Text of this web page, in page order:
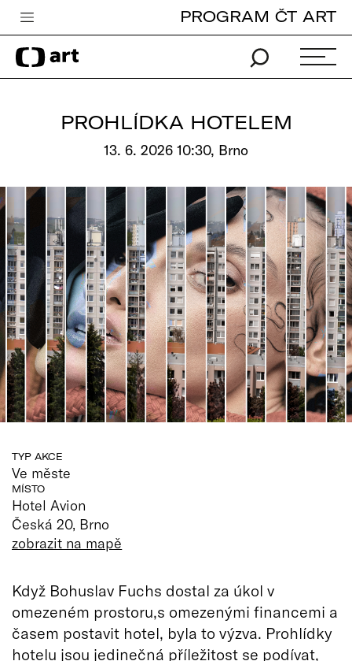
Česká televize
Zpravodajství
Pro děti
edu
Vše o ČT
PROGRAM ČT ART
PROHLÍDKA HOTELEM
13. 6. 2026 10:30, Brno
TYP AKCE
Ve měste
MÍSTO
Hotel Avion
Česká 20, Brno
zobrazit na mapě
Když Bohuslav Fuchs dostal za úkol v
omezeném prostoru,s omezenými financemi a
časem postavit hotel, byla to výzva. Prohlídky
hotelu jsou jedinečná příležitost se podívat,